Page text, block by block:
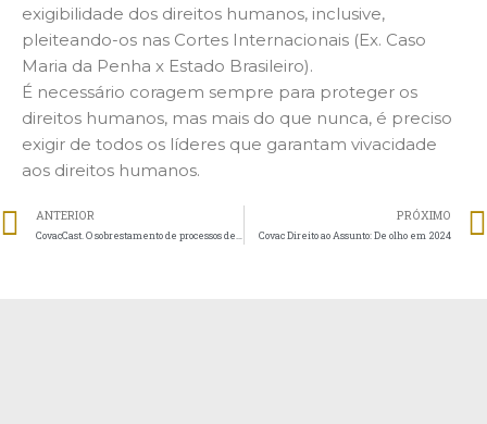
exigibilidade dos direitos humanos, inclusive,
pleiteando-os nas Cortes Internacionais (Ex. Caso
Maria da Penha x Estado Brasileiro).
É necessário coragem sempre para proteger os
direitos humanos, mas mais do que nunca, é preciso
exigir de todos os líderes que garantam vivacidade
aos direitos humanos.
ANTERIOR PRÓXIMO
Covac Direito ao Assunto: De olho em 2024